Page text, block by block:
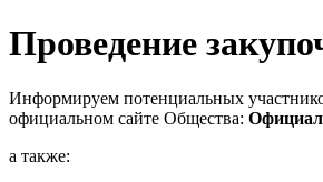
Проведение
Информируем потенциальных
официальном сайте Общества:
а также: